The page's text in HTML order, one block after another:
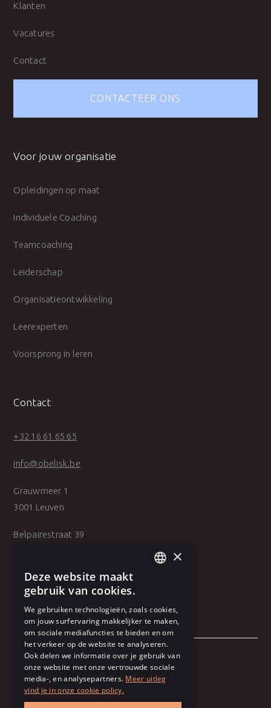
Klanten
Vacatures
Contact
CONTACTEER ONS
Voor jouw organisatie
Opleidingen op maat
Individuele Coaching
Teamcoaching
Leiderschap
Organisatieontwikkeling
Leerexperten
Voorsprong in leren
Contact
+32 16 61 65 65
info@obelisk.be
Grauwmeer 1
3001 Leuven
Belpairestraat 39
Algemene voorwaarden
Gebruiksvoorwaarden
FRENCH
×
Deze website maakt
gebruik van cookies.
We gebruiken technologieën, zoals cookies,
om jouw surfervaring makkelijker te maken,
om sociale mediafuncties te bieden en om
het verkeer op de website te analyseren.
Ook delen we informatie over je gebruik van
onze website met onze vertrouwde sociale
media-, en analysepartners. Meer uitleg
vind je in onze cookie policy.